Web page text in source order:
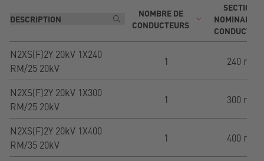
NOMBRE DE
CONDUCTEURS
SECTION
NOMINALE
N2XS(F)2Y 20kV 1X240
RM/25 20kV
1 240 mm²
N2XS(F)2Y 20kV 1X300
RM/25 20kV
1 300 mm²
N2XS(F)2Y 20kV 1X400
RM/35 20kV
1 400 mm²